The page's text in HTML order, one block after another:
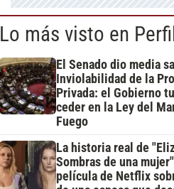
Lo más visto en
El Senado dio media
Inviolabilidad de la
Privada: el Gobierno
ceder en la Ley del
Fuego
La historia real de
Sombras de una
película de Netflix